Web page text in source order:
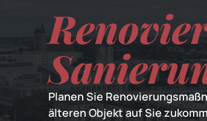
Planen Sie
älteren Objekt auf Sie